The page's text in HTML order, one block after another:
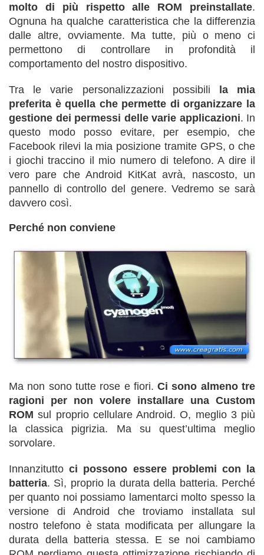
molto di più rispetto alle ROM preinstallate.
Ognuna ha qualche caratteristica che la differenzia
dalle altre, ovviamente. Ma tutte, più o meno ci
permettono di controllare in profondità il
comportamento del nostro dispositivo.
Tra le varie personalizzazioni possibili la mia
preferita è quella che permette di organizzare la
gestione dei permessi delle varie applicazioni. In
questo modo posso evitare, per esempio, che
Facebook rilevi la mia posizione tramite GPS, o che
i giochi traccino il mio numero di telefono. A dire il
vero pare che Android KitKat avrà, nascosto, un
pannello di controllo del genere. Vedremo se sarà
davvero così.
Perché non conviene
Ma non sono tutte rose e fiori.Ci sono almeno tre
ragioni per non volere installare una Custom
ROM sul proprio cellulare Android. O, meglio 3 più
la classica pigrizia. Ma su quest’ultima meglio
sorvolare.
Innanzituttoci possono essere problemi con la
batteria. Sì, proprio la durata della batteria. Perché
per quanto noi possiamo lamentarci molto spesso la
versione di Android che troviamo installata sul
nostro telefono è stata modificata per allungare la
durata della batteria stessa. E se noi cambiamo